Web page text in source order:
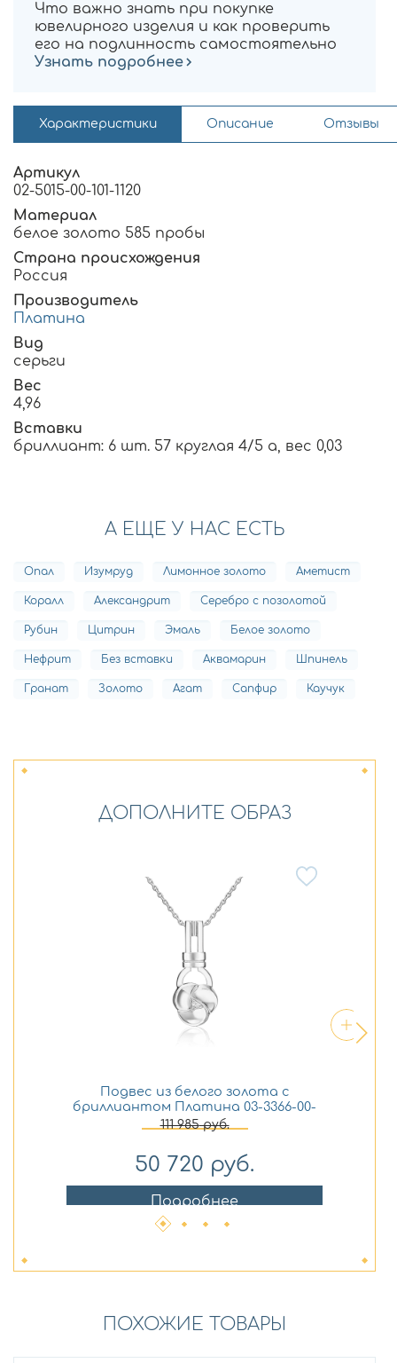
Что важно знать при покупке
ювелирного изделия и как проверить
его на подлинность самостоятельно
Узнать подробнее
Характеристики Описание Отзывы
Артикул
02-5015-00-101-1120
Материал
белое золото 585 пробы
Страна происхождения
Россия
Производитель
Платина
Вид
серьги
Вес
4,96
Вставки
бриллиант: 6 шт. 57 круглая 4/5 а, вес 0,03
А ЕЩЕ У НАС ЕСТЬ
Опал Изумруд Лимонное золото Аметист
Коралл Александрит Серебро с позолотой
Рубин Цитрин Эмаль Белое золото
Нефрит Без вставки Аквамарин Шпинель
Гранат Золото Агат Сапфир Каучук
ДОПОЛНИТЕ ОБРАЗ
Подвес из белого золота с
бриллиантом Платина 03-3366-00-
101-1120
111 985руб.
50 720 руб.
Подробнее
ПОХОЖИЕ ТОВАРЫ